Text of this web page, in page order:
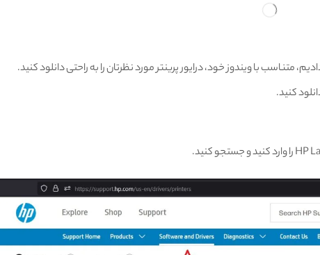
متناسب با ویندوز خود، درایور پرینتر مورد نظرتان را به راحتی دانلود کنید.
کنید.